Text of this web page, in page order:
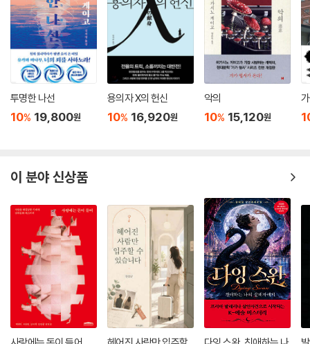
투명한 나선
10% 19,800원
용의자 X의 헌신
10% 16,920원
악의
10% 15,120원
이 분야 신상품